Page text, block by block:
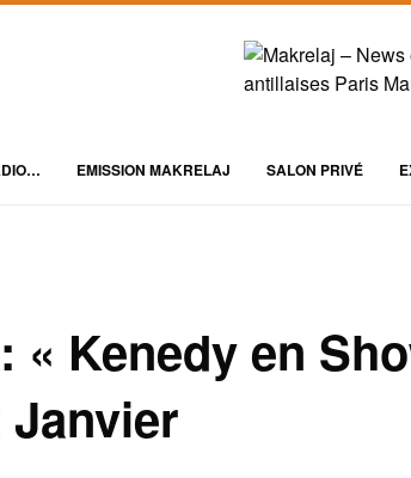
EMISSION MAKRELAJ SALON PRIVÉ
« Kenedy en
Janvier